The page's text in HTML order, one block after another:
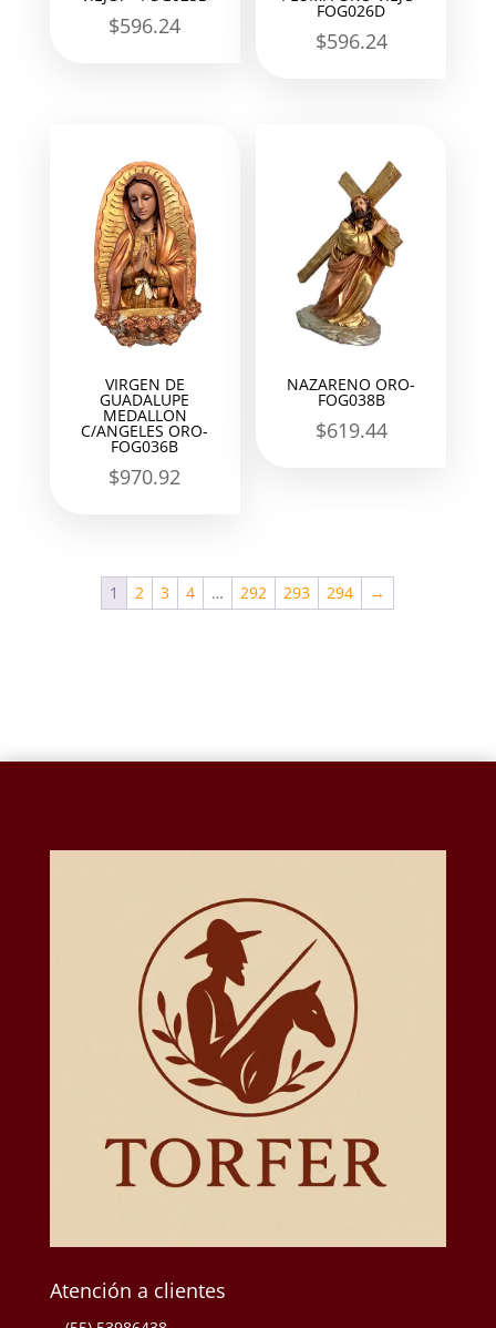
$596.24
FOG026D
$596.24
VIRGEN DE
GUADALUPE
MEDALLON
C/ANGELES ORO-
FOG036B
$970.92
NAZARENO ORO-
FOG038B
$619.44
1 2 3 4 … 292 293 294 →
Atención a clientes